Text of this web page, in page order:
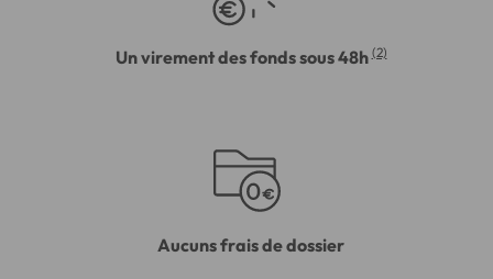
Un virement des fonds sous 48h (2)
Aucuns frais de dossier